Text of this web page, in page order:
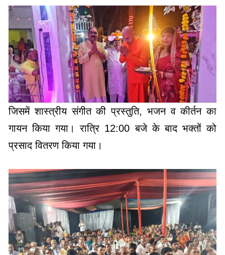
जिसमें शास्त्रीय संगीत की प्रस्तुति, भजन व कीर्तन का
गायन किया गया। रात्रि 12:00 बजे के बाद भक्तों को
प्रसाद वितरण किया गया।